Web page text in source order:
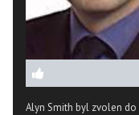
Alyn Smith byl zvolen